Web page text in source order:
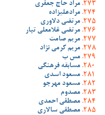
مراد حاج جعفری
مرادعلیزاده
مرتضی دلاوری
مرتضی غلامعلی تبار
مریم صامت
مریم کرمی نژاد
مس ب
مسابقه فرهنگی
مسعود اسدی
مسعود مهرجو
مصدوم
مصطفی احمدی
مصطفی سالاری